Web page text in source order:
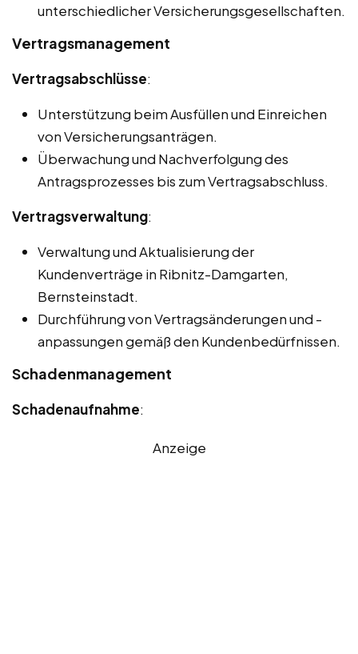
unterschiedlicher Versicherungsgesellschaften.
Vertragsmanagement
Vertragsabschlüsse:
Unterstützung beim Ausfüllen und Einreichen
von Versicherungsanträgen.
Überwachung und Nachverfolgung des
Antragsprozesses bis zum Vertragsabschluss.
Vertragsverwaltung:
Verwaltung und Aktualisierung der
Kundenverträge in Ribnitz-Damgarten,
Bernsteinstadt.
Durchführung von Vertragsänderungen und -
anpassungen gemäß den Kundenbedürfnissen.
Schadenmanagement
Schadenaufnahme:
Anzeige